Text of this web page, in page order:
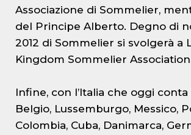
Associazione di Sommelier,
del Principe Alberto. Degno di
2012 di Sommelier si svolgerà a
Kingdom Sommelier
Infine, con l’Italia che oggi
Belgio, Lussemburgo, Messico,
Colombia, Cuba, Danimarca,